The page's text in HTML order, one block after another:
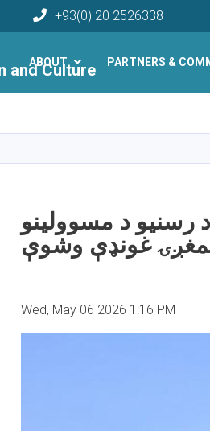
and Culture
+93(0) 20 2526338
ABOUT PARTNERS &
د رسنیو د مسوولینو
غونډې وشوې
Wed, May 06 2026 1:16 PM